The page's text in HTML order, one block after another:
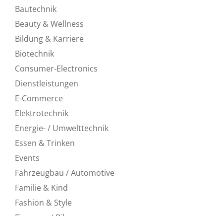
Bautechnik
Beauty & Wellness
Bildung & Karriere
Biotechnik
Consumer-Electronics
Dienstleistungen
E-Commerce
Elektrotechnik
Energie- / Umwelttechnik
Essen & Trinken
Events
Fahrzeugbau / Automotive
Familie & Kind
Fashion & Style